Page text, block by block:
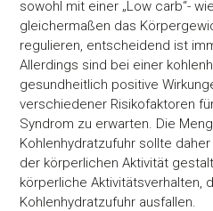
Unsere Partner führen diese
weiteren Daten zusammen,
die sie im Rahmen Ihrer
Einwilligungsauswahl
Notwendig
Präferenzen
sowohl mit einer „Low carb“-
gleichermaßen das
regulieren, entscheidend ist
Allerdings sind bei einer
gesundheitlich positive
verschiedener Risikofaktoren
Syndrom zu erwarten. Die
Kohlenhydratzufuhr sollte
der körperlichen Aktivität
körperliche Aktivitätsverhalten,
Kohlenhydratzufuhr ausfallen.